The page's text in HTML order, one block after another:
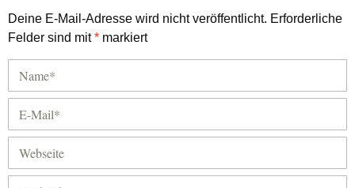
Deine E-Mail-Adresse wird nicht veröffentlicht. Erforderliche
Felder sind mit* markiert